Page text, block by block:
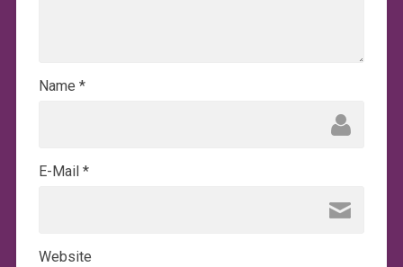
Name *
E-Mail *
Website